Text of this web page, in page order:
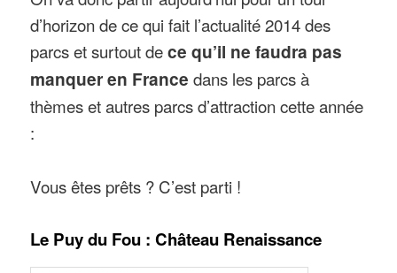
d’horizon de ce qui fait l’actualité 2014 des
parcs et surtout dece qu’il ne faudra pas
manquer en France dans les parcs à
thèmes et autres parcs d’attraction cette année
:
Vous êtes prêts ? C’est parti !
Le Puy du Fou : Château Renaissance